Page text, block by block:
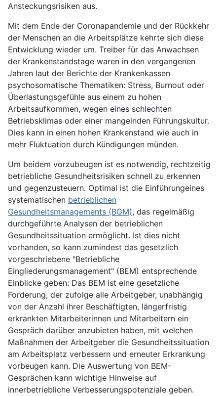
Ansteckungsrisiken aus.
Mit dem Ende der Coronapandemie und der Rückkehr
der Menschen an die Arbeitsplätze kehrte sich diese
Entwicklung wieder um. Treiber für das Anwachsen
der Krankenstandstage waren in den vergangenen
Jahren laut der Berichte der Krankenkassen
psychosomatische Thematiken: Stress, Burnout oder
Überlastungsgefühle aus einem zu hohen
Arbeitsaufkommen, wegen eines schlechten
Betriebsklimas oder einer mangelnden Führungskultur.
Dies kann in einen hohen Krankenstand wie auch in
mehr Fluktuation durch Kündigungen münden.
Um beidem vorzubeugen ist es notwendig, rechtzeitig
betriebliche Gesundheitsrisiken schnell zu erkennen
und gegenzusteuern. Optimal ist die Einführungeines
systematischen betrieblichen
Gesundheitsmanagements (BGM), das regelmäßig
durchgeführte Analysen der betrieblichen
Gesundheitssituation ermöglicht. Ist dies nicht
vorhanden, so kann zumindest das gesetzlich
vorgeschriebene "Betriebliche
Eingliederungsmanagement" (BEM) entsprechende
Einblicke geben: Das BEM ist eine gesetzliche
Forderung, der zufolge alle Arbeitgeber, unabhängig
von der Anzahl ihrer Beschäftigten, längerfristig
erkrankten Mitarbeiterinnen und Mitarbeitern ein
Gespräch darüber anzubieten haben, mit welchen
Maßnahmen der Arbeitgeber die Gesundheitssituation
am Arbeitsplatz verbessern und erneuter Erkrankung
vorbeugen kann. Die Auswertung von BEM-
Gesprächen kann wichtige Hinweise auf
innerbetriebliche Verbesserungspotenziale geben.